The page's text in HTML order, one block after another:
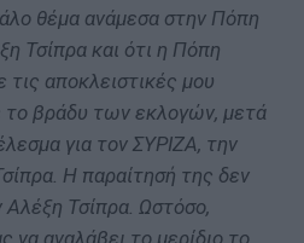
θέμα ανάμεσα στην Πόπη
Τσίπρα και ότι η Πόπη
αποκλειστικές μου
βράδυ των εκλογών, μετά
για τον ΣΥΡΙΖΑ, την
Η παραίτησή της δεν
Αλέξη Τσίπρα. Ωστόσο,
να αναλάβει το μερίδιο το